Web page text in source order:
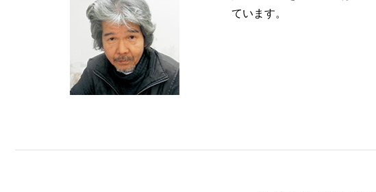
ています。